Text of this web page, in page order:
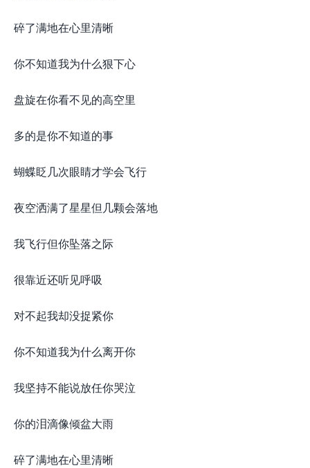
碎了满地在心里清晰
你不知道我为什么狠下心
盘旋在你看不见的高空里
多的是你不知道的事
蝴蝶眨几次眼睛才学会飞行
夜空洒满了星星但几颗会落地
我飞行但你坠落之际
很靠近还听见呼吸
对不起我却没捉紧你
你不知道我为什么离开你
我坚持不能说放任你哭泣
你的泪滴像倾盆大雨
碎了满地在心里清晰